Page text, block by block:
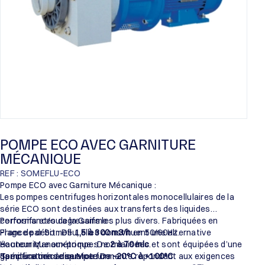
POMPE ECO AVEC GARNITURE
MÉCANIQUE
REF : SOMEFLU-ECO
Pompe ECO avec Garniture Mécanique :
Les pompes centrifuges horizontales monocellulaires de la
série ECO sont destinées aux transferts des liquides
corrosifs et/ou agressifs les plus divers. Fabriquées en
France par Someflu, elles constituent une alternative
économique aux pompes normalisées et sont équipées d’une
garniture mécanique performante répondant aux exigences
Performances de la Gamme :
Plage de débit : De1,5 à 300 m3/hen 50/60Hz.
Hauteur Manométrique : De2 à 70 mlc.
Température de service : De-20°C à +100°C.
Spécifications des Moteurs :